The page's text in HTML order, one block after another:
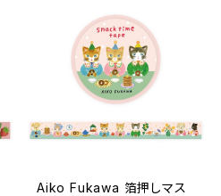
Aiko Fukawa 箔押しマス